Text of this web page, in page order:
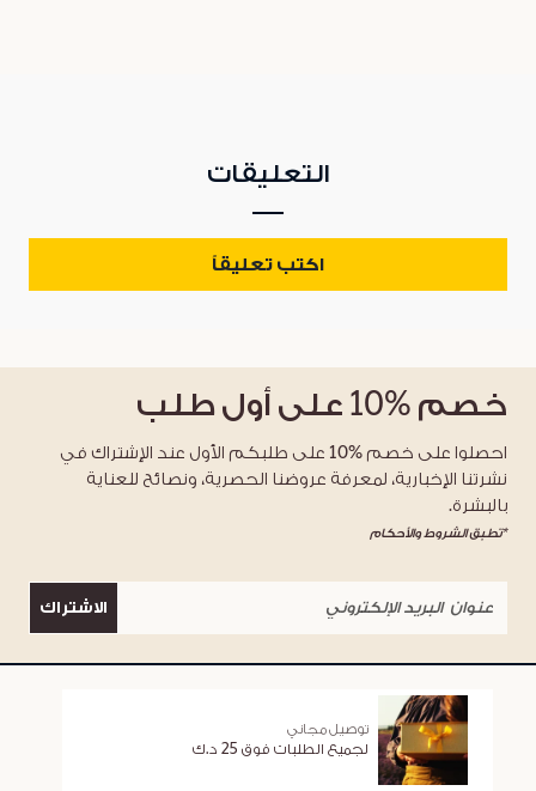
التعليقات
اكتب تعليقاً
خصم %10 على أول طلب
احصلوا على خصم %10 على طلبكم الأول عند الإشتراك في
نشرتنا الإخبارية، لمعرفة عروضنا الحصرية، ونصائح للعناية
بالبشرة.
*تطبق الشروط والأحكام
الاشتراك
توصيل مجاني
لجميع الطلبات فوق 25 د.ك